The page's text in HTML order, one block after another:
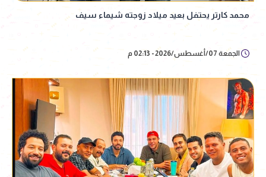
محمد كارتر يحتفل بعيد ميلاد زوجته شيماء سيف
الجمعة 07/أغسطس/2026 - 02:13 م